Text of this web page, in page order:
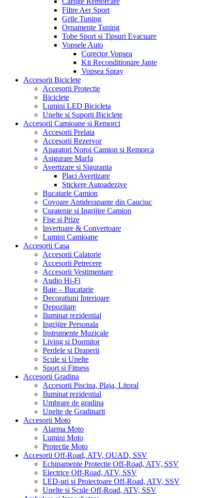
Filtre Aer Sport
Grile Tuning
Ornamente Tuning
Tobe Sport si Tipsuri Evacuare
Vopsele Auto
Corector Vopsea
Kit Reconditionare Jante
Vopsea Spray
Accesorii Biciclete
Accesorii Protectie
Biciclete
Lumini LED Bicicleta
Unelte si Suporti Biciclete
Accesorii Camioane si Remorci
Accesorii Prelata
Accesorii Rezervor
Aparatori Noroi Camion si Remorca
Asigurare Marfa
Avertizare si Siguranta
Placi Avertizare
Stickere Autoadezive
Bucatarie Camion
Covoare Antiderapante din Cauciuc
Curatenie si Ingrijire Camion
Fise si Prize
Invertoare & Convertoare
Lumini Camioane
Accesorii Casa
Accesorii Calatorie
Accesorii Petrecere
Accesorii Vestimentare
Audio Hi-Fi
Baie – Bucatarie
Decoratiuni Interioare
Depozitare
Iluminat rezidential
Ingrijire Personala
Instrumente Muzicale
Living si Dormitor
Perdele si Draperii
Scule si Unelte
Sport si Fitness
Accesorii Gradina
Accesorii Piscina, Plaja, Litoral
Iluminat rezidential
Umbrare de gradina
Unelte de Gradinarit
Accesorii Moto
Alarma Moto
Lumini Moto
Protectie Moto
Accesorii Off-Road, ATV, QUAD, SSV
Echipamente Protectie Off-Road, ATV, SSV
Electrice Off-Road, ATV, SSV
LED-uri si Proiectoare Off-Road, ATV, SSV
Unelte si Scule Off-Road, ATV, SSV